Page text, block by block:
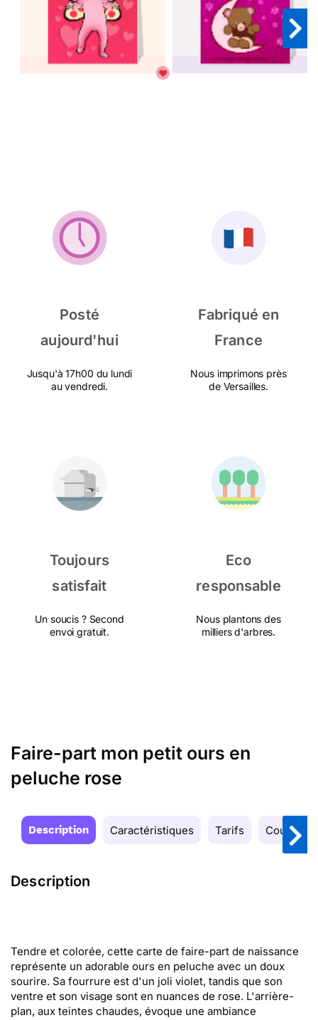
Posté
aujourd'hui
Jusqu'à 17h00 du lundi
au vendredi.
Fabriqué en
France
Nous imprimons près
de Versailles.
Toujours
satisfait
Un soucis ? Second
envoi gratuit.
Eco
responsable
Nous plantons des
milliers d'arbres.
Faire-part mon petit ours en
peluche rose
Description Caractéristiques Tarifs Couleurs
Description
Tendre et colorée, cette carte de faire-part de naissance
représente un adorable ours en peluche avec un doux
sourire. Sa fourrure est d'un joli violet, tandis que son
ventre et son visage sont en nuances de rose. L'arrière-
plan, aux teintes chaudes, évoque une ambiance